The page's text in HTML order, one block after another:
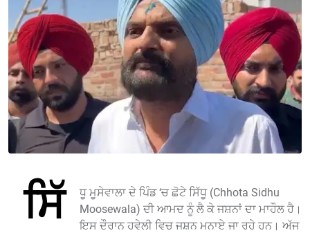
ਸਿੱ
ਧੂ ਮੂਸੇਵਾਲਾ ਦੇ ਪਿੰਡ ‘ਚ ਛੋਟੇ ਸਿੱਧੂ (Chhota Sidhu
Moosewala) ਦੀ ਆਮਦ ਨੂੰ ਲੈ ਕੇ ਜਸ਼ਨਾਂ ਦਾ ਮਾਹੌਲ ਹੈ।
ਇਸ ਦੌਰਾਨ ਹਵੇਲੀ ਵਿਚ ਜਸ਼ਨ ਮਨਾਏ ਜਾ ਰਹੇ ਹਨ। ਅੱਜ